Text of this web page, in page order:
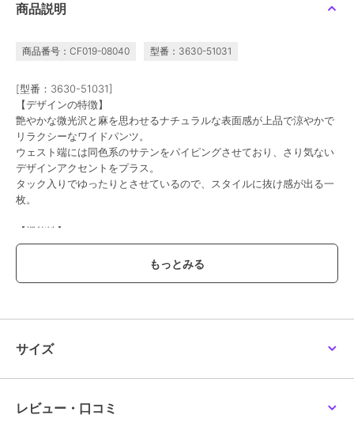
商品説明
商品番号：CF019-08040 型番：3630-51031
[型番：3630-51031]
【デザインの特徴】
艶やかな微光沢と麻を思わせるナチュラルな表面感が上品で涼やかで
リラクシーなワイドパンツ。
ウェスト端には同色系のサテンをパイピングさせており、さり気ない
デザインアクセントをプラス。
タック入りでゆったりとさせているので、スタイルに抜け感が出る一
枚。
【機能性】
◆Easy Care
る。
自然乾燥：日蔭の吊り干しがよい。
きる。
サイズ
レビュー・口コミ